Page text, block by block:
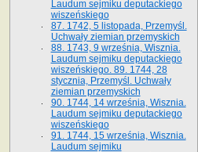
Laudum sejmiku deputackiego
wiszeńskiego
87. 1742, 5 listopada, Przemyśl.
Uchwały ziemian przemyskich
88. 1743, 9 września, Wisznia.
Laudum sejmiku deputackiego
wiszeńskiego. 89. 1744, 28
stycznia, Przemyśl. Uchwały
ziemian przemyskich
90. 1744, 14 września, Wisznia.
Laudum sejmiku deputackiego
wiszeńskiego
91. 1744, 15 września, Wisznia.
Laudum sejmiku